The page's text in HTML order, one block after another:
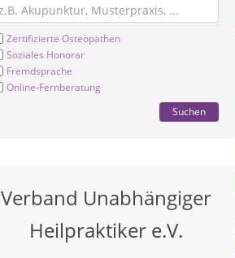
Zertifizierte Osteopathen
Soziales Honorar
Fremdsprache
Online-Fernberatung
Suchen
Verband Unabhängiger
Heilpraktiker e.V.